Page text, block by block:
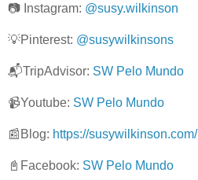
📷 Instagram: @susy.wilkinson
💡Pinterest: @susywilkinsons
📬TripAdvisor: SW Pelo Mundo
📹Youtube: SW Pelo Mundo
📰Blog: https://susywilkinson.com/
📓Facebook: SW Pelo Mundo